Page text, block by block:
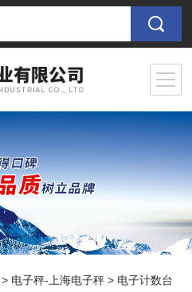
> 电子秤-上海电子秤 > 电子计数台